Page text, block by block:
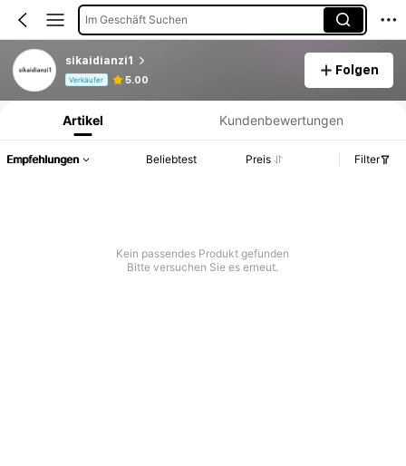
Im Geschäft Suchen
sikaidianzi1
Verkäufer 5.00
Folgen
Produktinformation: Preisangabe, Verkaufs- und Lagerbestandsdetails.
Artikel Kundenbewertungen
Empfehlungen Beliebtest Preis Filter
Kein passendes Produkt gefunden
Bitte versuchen Sie es erneut.